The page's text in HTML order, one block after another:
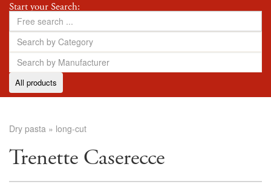
Start your Search:
All products
Dry pasta » long-cut
Trenette Caserecce